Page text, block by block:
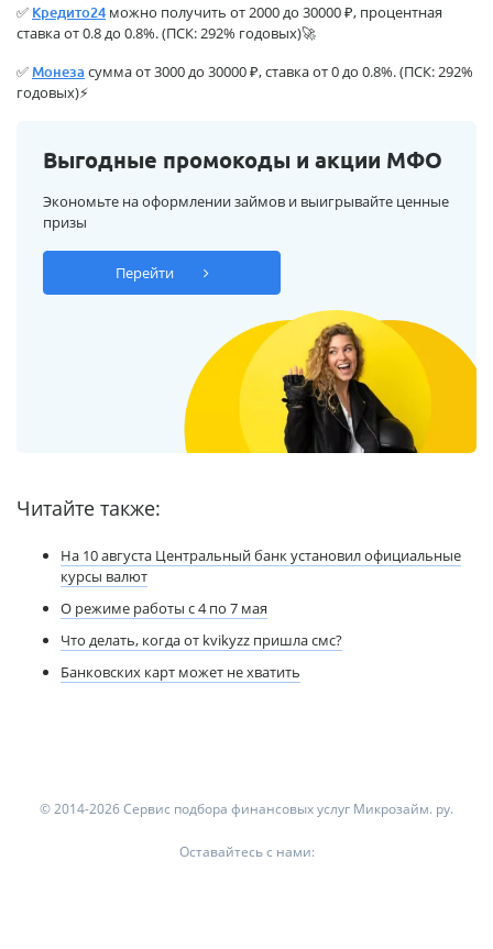
✅ Кредито24 можно получить от 2000 до 30000 ₽, процентная
ставка от 0.8 до 0.8%. (ПСК: 292% годовых)🚀
✅ Монеза сумма от 3000 до 30000 ₽, ставка от 0 до 0.8%. (ПСК: 292%
годовых)⚡
Выгодные промокоды и акции МФО
Экономьте на оформлении займов и выигрывайте ценные
призы
Перейти
Читайте также:
На 10 августа Центральный банк установил официальные
курсы валют
О режиме работы с 4 по 7 мая
Что делать, когда от kvikyzz пришла смс?
Банковских карт может не хватить
© 2014-2026 Сервис подбора финансовых услуг Микрозайм. ру.
Оставайтесь с нами: